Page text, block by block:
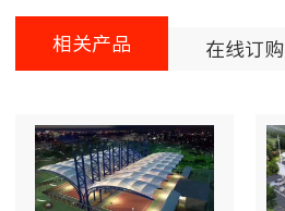
相关产品 在线订购